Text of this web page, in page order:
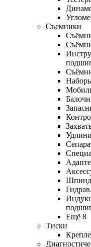
Съемники
Ещё 8
Тиски